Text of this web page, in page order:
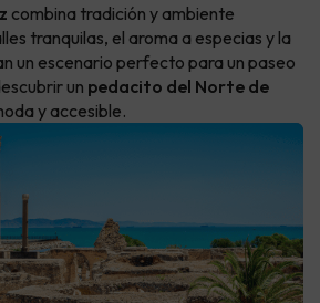
combina tradición y ambiente
tranquilas, el aroma a especias y la
un escenario perfecto para un paseo
un pedacito del Norte de
y accesible.